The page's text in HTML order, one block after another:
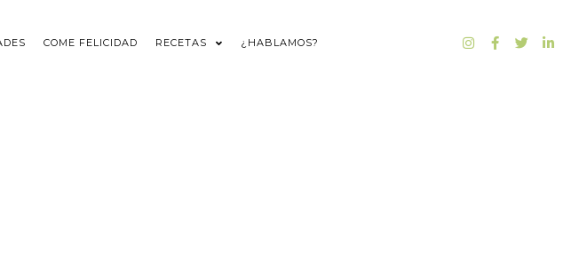
COME FELICIDAD RECETAS ¿HABLAMOS?